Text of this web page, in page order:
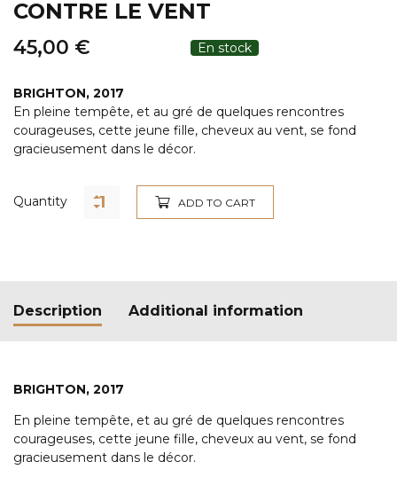
CONTRE LE VENT
45,00 €
BRIGHTON, 2017
En pleine tempête, et au gré de quelques rencontres
courageuses, cette jeune fille, cheveux au vent, se fond
gracieusement dans le décor.
Quantity ADD TO CART
Description Additional information
BRIGHTON, 2017
En pleine tempête, et au gré de quelques rencontres
courageuses, cette jeune fille, cheveux au vent, se fond
gracieusement dans le décor.